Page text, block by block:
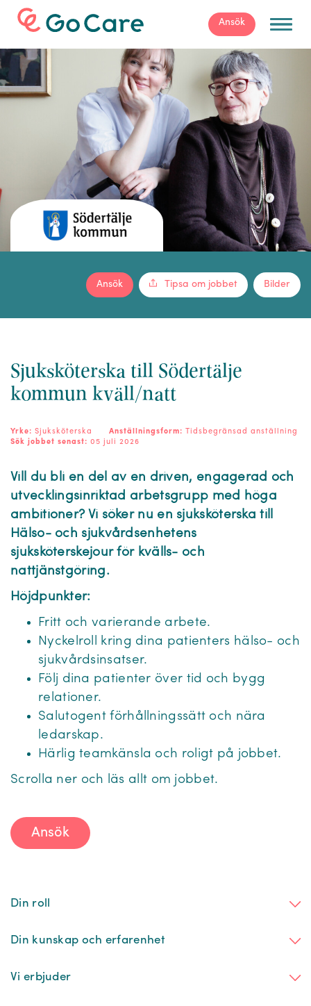
För arbetsgivare Ansök
Bilder
Tipsa om jobbet
Ansök
Sjuksköterska till Södertälje
kommun kväll/natt
Yrke: Sjuksköterska Anställningsform:
Tidsbegränsad anställning
Sök jobbet senast: 05 juli 2026
Vill du bli en del av en driven, engagerad och
utvecklingsinriktad arbetsgrupp med höga
ambitioner? Vi söker nu en sjuksköterska till
Hälso- och sjukvårdsenhetens
sjuksköterskejour för kvälls- och
nattjänstgöring.
Höjdpunkter:
Fritt och varierande arbete.
Nyckelroll kring dina patienters hälso- och
sjukvårdsinsatser.
Följ dina patienter över tid och bygg
relationer.
Salutogent förhållningssätt och nära
ledarskap.
Härlig teamkänsla och roligt på jobbet.
Scrolla ner och läs allt om jobbet.
Ansök
Din roll
Din kunskap och erfarenhet
Vi erbjuder